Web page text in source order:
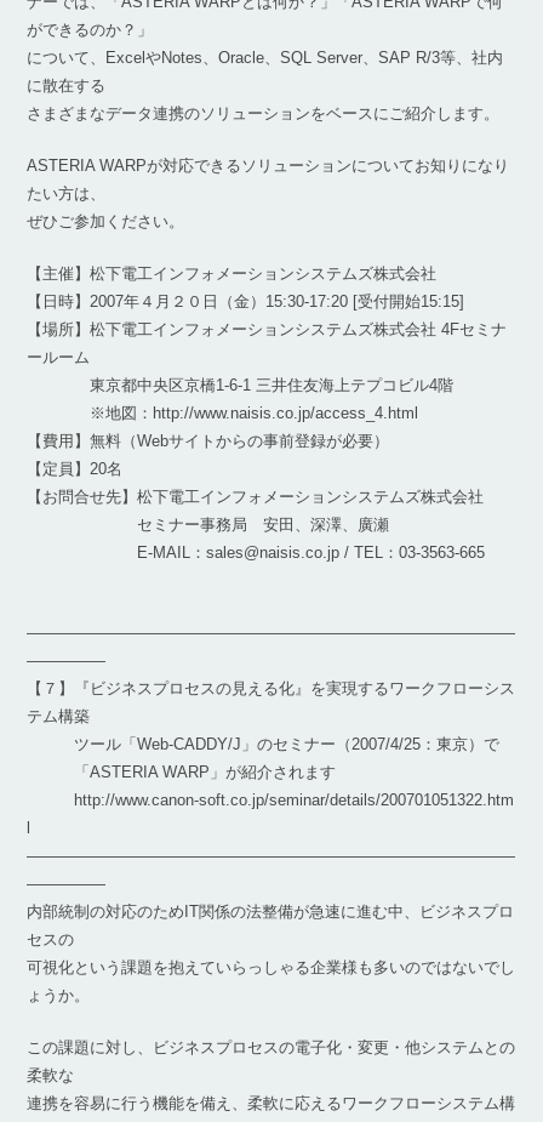
ができるのか？」
について、ExcelやNotes、Oracle、SQL Server、SAP R/3等、社内
に散在する
さまざまなデータ連携のソリューションをベースにご紹介します。
ASTERIA WARPが対応できるソリューションについてお知りになり
たい方は、
ぜひご参加ください。
【主催】松下電工インフォメーションシステムズ株式会社
【日時】2007年４月２０日（金）15:30-17:20 [受付開始15:15]
【場所】松下電工インフォメーションシステムズ株式会社 4Fセミナ
ールーム
東京都中央区京橋1-6-1 三井住友海上テプコビル4階
※地図：http://www.naisis.co.jp/access_4.html
【費用】無料（Webサイトからの事前登録が必要）
【定員】20名
【お問合せ先】松下電工インフォメーションシステムズ株式会社
セミナー事務局 安田、深澤、廣瀬
E-MAIL：sales@naisis.co.jp / TEL：03-3563-665
―――――――――――――――――――――――――――――――
―――――
【７】『ビジネスプロセスの見える化』を実現するワークフローシス
テム構築
ツール「Web-CADDY/J」のセミナー（2007/4/25：東京）で
「ASTERIA WARP」が紹介されます
http://www.canon-soft.co.jp/seminar/details/200701051322.htm
―――――――――――――――――――――――――――――――
―――――
内部統制の対応のためIT関係の法整備が急速に進む中、ビジネスプロ
セスの
可視化という課題を抱えていらっしゃる企業様も多いのではないでし
ょうか。
この課題に対し、ビジネスプロセスの電子化・変更・他システムとの
柔軟な
連携を容易に行う機能を備え、柔軟に応えるワークフローシステム構